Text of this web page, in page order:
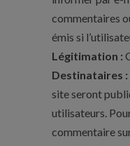
commentaires
émis si
Légitimation :
Destinataires :
site seront
utilisateurs.
commentaire